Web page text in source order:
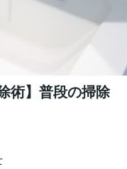
術】普段の掃除